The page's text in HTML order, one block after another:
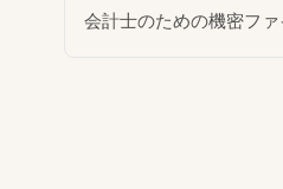
会計士のための機密フ